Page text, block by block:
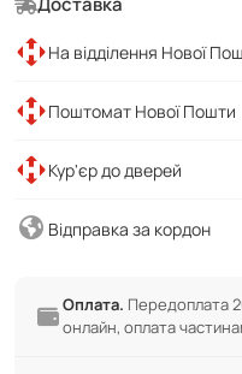
На відділення Нової
Поштомат Нової Пошти
Кур'єр до дверей
Відправка за кордон
Оплата. Передоплата
онлайн, оплата